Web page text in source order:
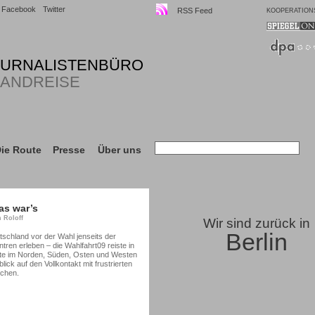
Facebook Twitter RSS Feed
Route Presse Über uns
war’s
Roloff
vor der Wahl jenseits der
erleben – die Wahlfahrt09 reiste in
im Norden, Süden, Osten und Westen
auf den Vollkontakt mit frustrierten
Wir sind zurück in
Berlin